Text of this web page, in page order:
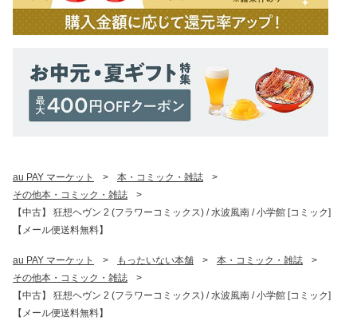
au PAY マーケット > 本・コミック・雑誌
>
その他本・コミック・雑誌
>
【中古】 狂想ヘヴン 2 (フラワーコミックス) / 水波風南 / 小学館 [コミック]
【メール便送料無料】
au PAY マーケット > もったいない本舗 > 本・コミック・雑誌
>
その他本・コミック・雑誌
>
【中古】 狂想ヘヴン 2 (フラワーコミックス) / 水波風南 / 小学館 [コミック]
【メール便送料無料】